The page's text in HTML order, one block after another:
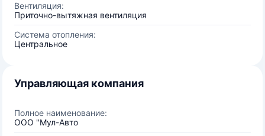
Вентиляция:
Приточно-вытяжная вентиляция
Система отопления:
Центральное
Управляющая компания
Полное наименование:
ООО "Мул-Авто